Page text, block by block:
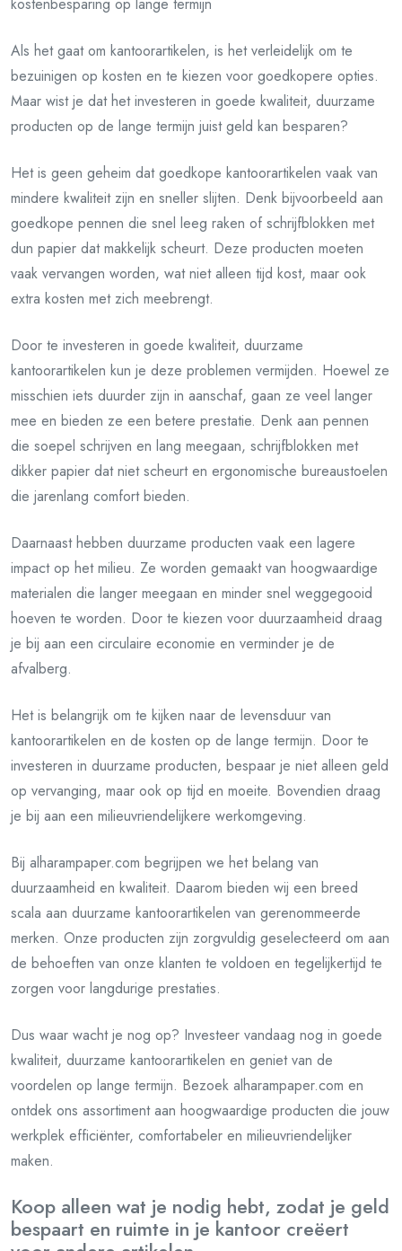
Als het gaat om kantoorartikelen, is het verleidelijk om te
bezuinigen op kosten en te kiezen voor goedkopere opties.
Maar wist je dat het investeren in goede kwaliteit, duurzame
producten op de lange termijn juist geld kan besparen?
Het is geen geheim dat goedkope kantoorartikelen vaak van
mindere kwaliteit zijn en sneller slijten. Denk bijvoorbeeld aan
goedkope pennen die snel leeg raken of schrijfblokken met
dun papier dat makkelijk scheurt. Deze producten moeten
vaak vervangen worden, wat niet alleen tijd kost, maar ook
extra kosten met zich meebrengt.
Door te investeren in goede kwaliteit, duurzame
kantoorartikelen kun je deze problemen vermijden. Hoewel ze
misschien iets duurder zijn in aanschaf, gaan ze veel langer
mee en bieden ze een betere prestatie. Denk aan pennen
die soepel schrijven en lang meegaan, schrijfblokken met
dikker papier dat niet scheurt en ergonomische bureaustoelen
die jarenlang comfort bieden.
Daarnaast hebben duurzame producten vaak een lagere
impact op het milieu. Ze worden gemaakt van hoogwaardige
materialen die langer meegaan en minder snel weggegooid
hoeven te worden. Door te kiezen voor duurzaamheid draag
je bij aan een circulaire economie en verminder je de
afvalberg.
Het is belangrijk om te kijken naar de levensduur van
kantoorartikelen en de kosten op de lange termijn. Door te
investeren in duurzame producten, bespaar je niet alleen geld
op vervanging, maar ook op tijd en moeite. Bovendien draag
je bij aan een milieuvriendelijkere werkomgeving.
Bij alharampaper.com begrijpen we het belang van
duurzaamheid en kwaliteit. Daarom bieden wij een breed
scala aan duurzame kantoorartikelen van gerenommeerde
merken. Onze producten zijn zorgvuldig geselecteerd om aan
de behoeften van onze klanten te voldoen en tegelijkertijd te
zorgen voor langdurige prestaties.
Dus waar wacht je nog op? Investeer vandaag nog in goede
kwaliteit, duurzame kantoorartikelen en geniet van de
voordelen op lange termijn. Bezoek alharampaper.com en
ontdek ons assortiment aan hoogwaardige producten die jouw
werkplek efficiënter, comfortabeler en milieuvriendelijker
maken.
Koop alleen wat je nodig hebt, zodat je geld
bespaart en ruimte in je kantoor creëert